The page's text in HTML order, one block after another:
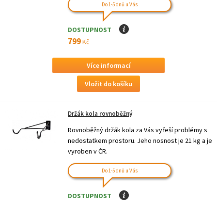
Do 1-5 dnů u Vás
DOSTUPNOST I
799Kč
Více informací
Držák kola rovnoběžný
Rovnoběžný držák kola za Vás vyřeší problémy s
nedostatkem prostoru. Jeho nosnost je 21 kg a je
vyroben v ČR.
Do 1-5 dnů u Vás
DOSTUPNOST I